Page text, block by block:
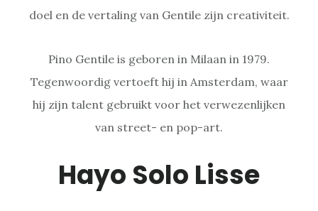
doel en de vertaling van Gentile zijn creativiteit.
Pino Gentile is geboren in Milaan in 1979.
Tegenwoordig vertoeft hij in Amsterdam, waar
hij zijn talent gebruikt voor het verwezenlijken
van street- en pop-art.
Hayo Solo Lisse